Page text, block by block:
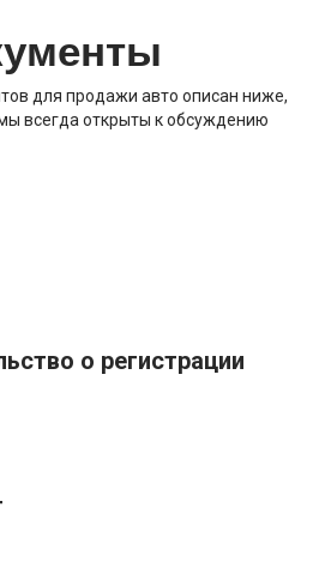
для продажи авто описан ниже,
всегда открыты к обсуждению
о регистрации